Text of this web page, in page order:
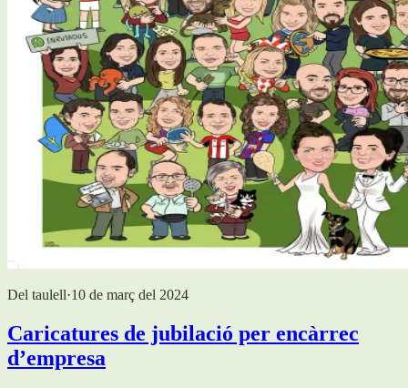
Del taulell·10 de març del 2024
Caricatures de jubilació per encàrrec
d’empresa